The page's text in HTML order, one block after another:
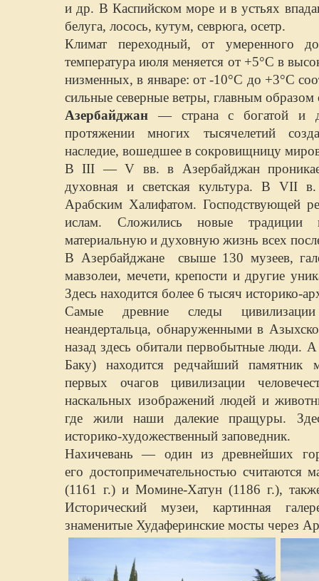
и др. В Каспийском море и в устьях
белуга, лосось, кутум, севрюга, осетр.
Климат переходный, от умеренного
температура июля меняется от +5°C в
низменных, в январе: от -10°С до +3°С
сильные северные ветры, главным образом
Азербайджан — страна с богатой и
протяжении многих тысячелетий
наследие, вошедшее в сокровищницу
В III — V вв. в Азербайджан проникает
духовная и светская культура. В VII
Арабским Халифатом. Господствующей
ислам. Сложились новые
материальную и духовную жизнь всех
В Азербайджане свыше 130 музеев,
мавзолеи, мечети, крепости и другие
Здесь находится более 6 тысяч историко-
Самые древние следы цивилизации
неандертальца, обнаруженными в
назад здесь обитали первобытные люди.
Баку) находится редчайший памятник
первых очагов цивилизации
наскальных изображений людей и
где жили наши далекие пращуры.
историко-художественный заповедник.
Нахичевань — один из древнейших
его достопримечательностью считаются
(1161 г.) и Момине-Хатун (1186 г.),
Исторический музеи, картинная
знаменитые Худаферинские мосты через